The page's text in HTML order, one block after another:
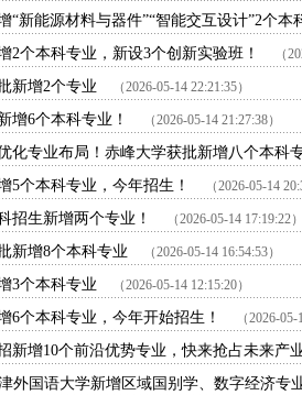
“新能源材料与器件”“智能交互设计”2个本
2个本科专业，新设3个创新实验班！ （
新增2个专业 （2026-05-14 22:21:35）
增6个本科专业！ （2026-05-14 21:27:38）
化专业布局！赤峰大学获批新增八个本科
5个本科专业，今年招生！ （2026-05-14
招生新增两个专业！ （2026-05-14 17:19:22
新增8个本科专业 （2026-05-14 16:54:53）
3个本科专业 （2026-05-14 12:15:20）
6个本科专业，今年开始招生！ （2026-
新增10个前沿优势专业，快来抢占未来产
外国语大学新增区域国别学、数字经济专